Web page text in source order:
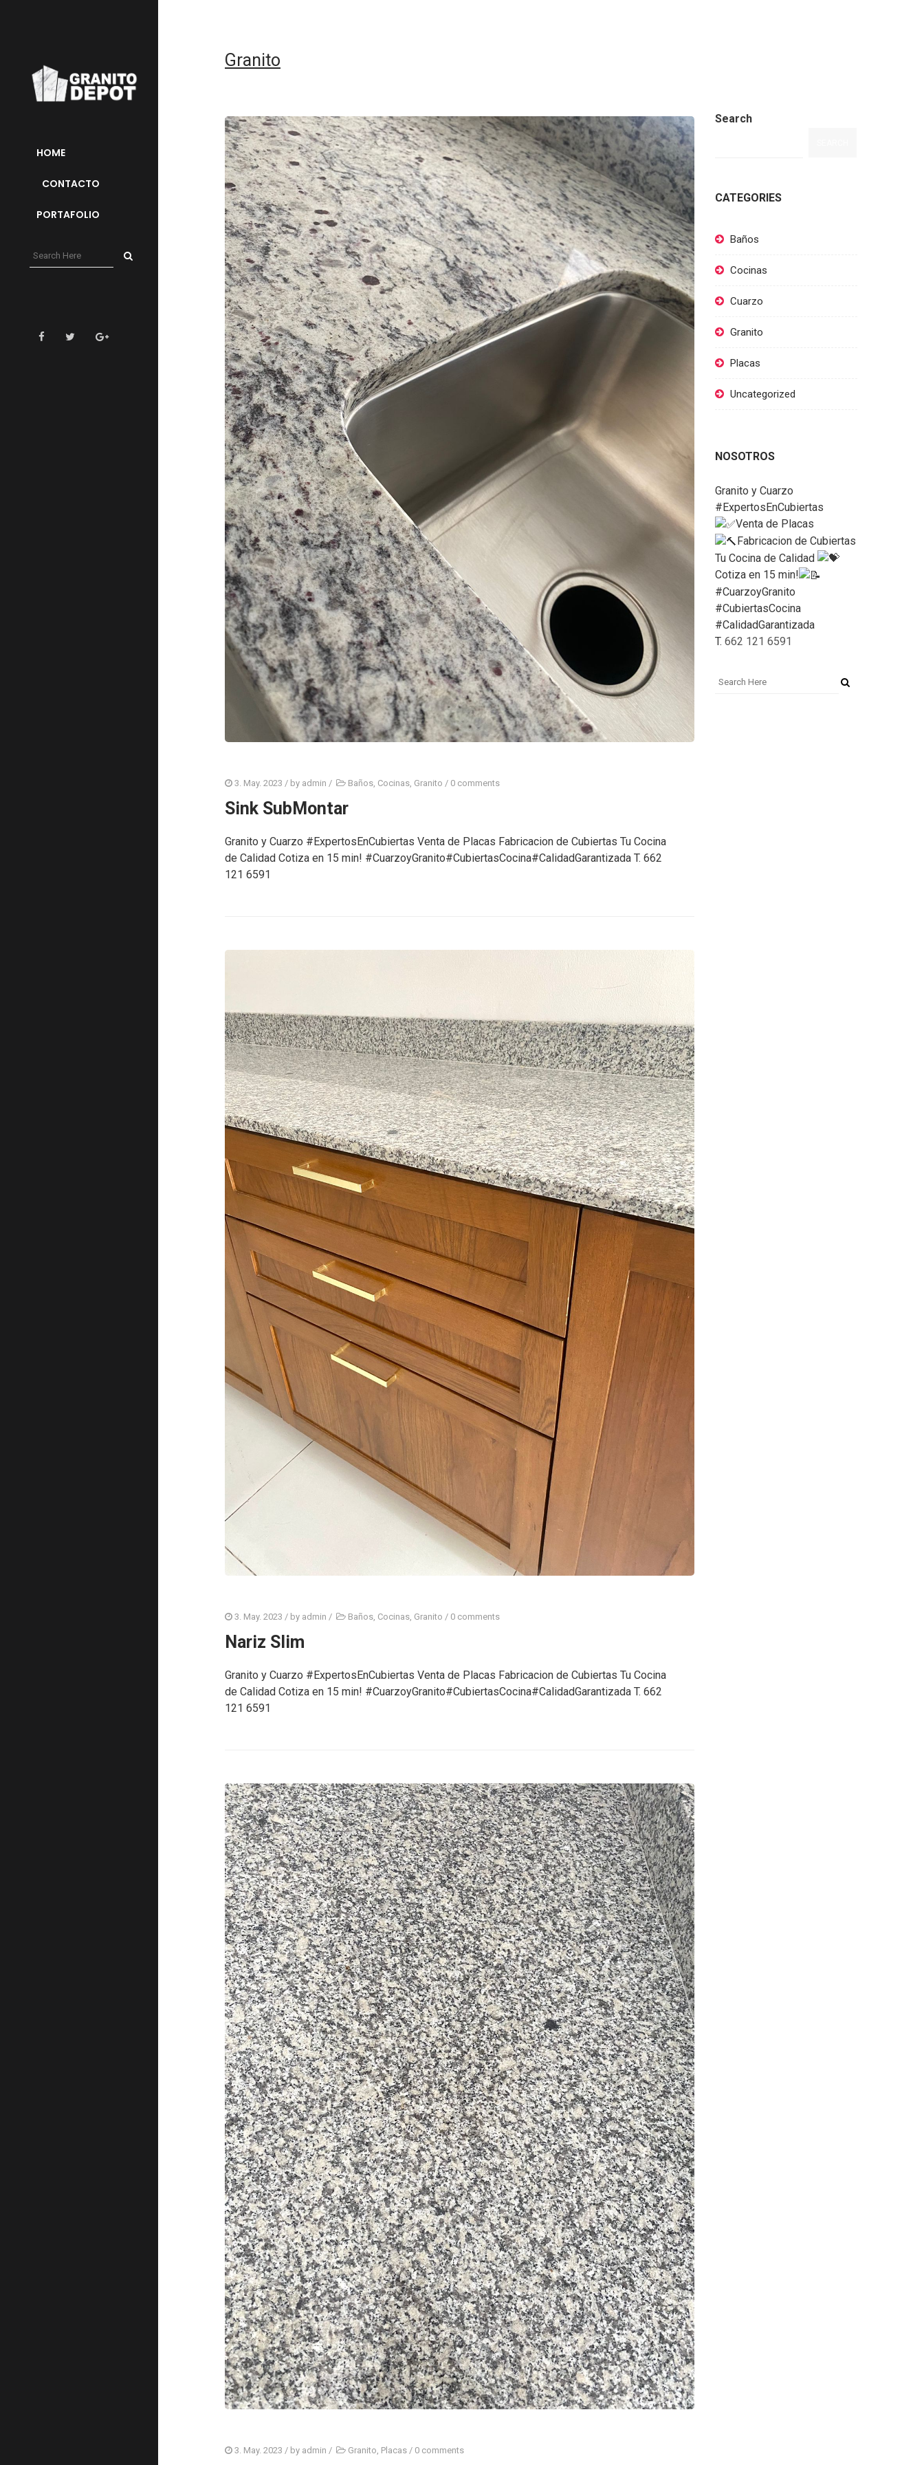
HOME
CONTACTO
PORTAFOLIO
Granito
3. May. 2023 / by admin / Baños, Cocinas, Granito / 0 comments
Sink SubMontar
Granito y Cuarzo #ExpertosEnCubiertas Venta de Placas Fabricacion de Cubiertas Tu Cocina
de Calidad Cotiza en 15 min! #CuarzoyGranito#CubiertasCocina#CalidadGarantizada T. 662
121 6591
3. May. 2023 / by admin / Baños, Cocinas, Granito / 0 comments
Nariz Slim
Granito y Cuarzo #ExpertosEnCubiertas Venta de Placas Fabricacion de Cubiertas Tu Cocina
de Calidad Cotiza en 15 min! #CuarzoyGranito#CubiertasCocina#CalidadGarantizada T. 662
121 6591
3. May. 2023 / by admin / Granito, Placas / 0 comments
Search
CATEGORIES
Baños
Cocinas
Cuarzo
Granito
Placas
Uncategorized
NOSOTROS
Granito y Cuarzo
#ExpertosEnCubiertas
Venta de Placas
Fabricacion de Cubiertas
Tu Cocina de Calidad
Cotiza en 15 min!
#CuarzoyGranito
#CubiertasCocina
#CalidadGarantizada
T. 662 121 6591